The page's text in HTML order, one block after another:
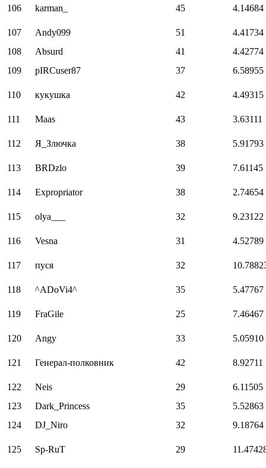
106 karman_ 45 4.14684
107 Andy099 51
4.41734
108
Absurd 41
4.42774
109
pIRCuser87 37 6.58955
110 кукушка 42 4.49315
111 Maas 43 3.63111
112 Я_Злючка 38 5.91793
113 BRDzlo 39 7.61145
114 Expropriator 38 2.74654
115 olya___ 32 9.23122
116 Vesna 31 4.52789
117 пуся 32
118 ^ADoVi4^ 35 5.47767
119 FraGile 25 7.46467
120 Angy 33 5.05910
121 Генерал-полковник 42 8.92711
122 Neis 29
6.11505
123
Dark_Princess 35
5.52863
124
DJ_Niro 32 9.18764
125 Sp-RuT 29